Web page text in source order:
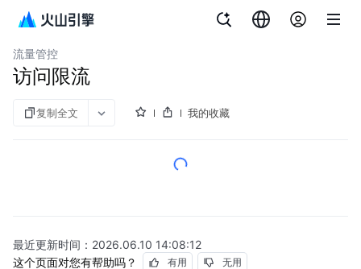
API 网关
流量管控
访问限流
复制全文 我的收藏
最近更新时间： 2026.06.10 14:08:12
这个页面对您有帮助吗？
有用 无用